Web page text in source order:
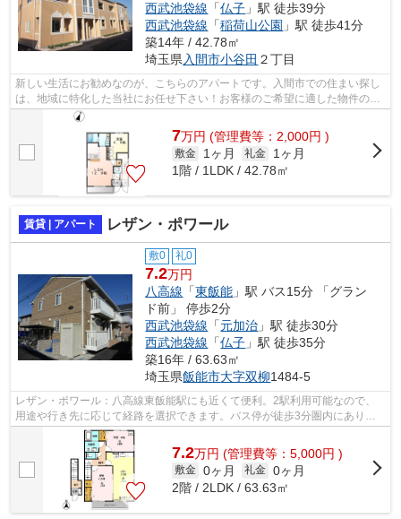
西武池袋線 「仏子 」駅 徒歩39分
西武池袋線 「稲荷山公園 」駅 徒歩41分
築14年 / 42.78㎡
埼玉県入間市小谷田 ２丁目
新しい生活にお勧めなのが、こちらのアパートです。入間市での住まい探し
は、地域に特化した当社にお任せ下さい！お客様のご希望に適した物件のご
紹介と、サポートを徹底いたします。...
7万円 (管理費等：2,000円 )
敷金 1ヶ月 礼金
1ヶ月
1階 / 1LDK / 42.78㎡
賃貸 | アパート レザン・ポワール
敷0 礼0
7.2万円
八高線 「東飯能 」駅 バス15分 「グラン
ド前」 停歩2分
西武池袋線 「元加治 」駅 徒歩30分
西武池袋線 「仏子 」駅 徒歩35分
築16年 / 63.63㎡
埼玉県飯能市大字双柳1484-5
レザン・ポワール：八高線東飯能駅にも近くて便利。2駅利用可能なので、
用途や行き先に応じて経路を選択できます。バス停が徒歩3分圏内にありま
す。新たな回線工事の必要ない、インタ...
7.2万円 (管理費等：5,000円 )
敷金 0ヶ月 礼金 0ヶ月
2階 / 2LDK / 63.63㎡